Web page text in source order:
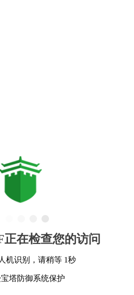
正在检查您的访问
机识别，请稍等 1秒
塔防御系统保护